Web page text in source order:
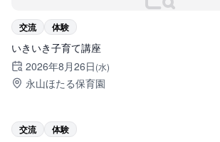
交流 体験
いきいき子育て講座
2026年8月26日(水)
永山ほたる保育園
旭川市
交流 体験